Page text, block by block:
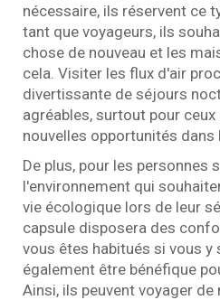
nécessaire, ils réservent ce
tant que voyageurs, ils
chose de nouveau et les
cela. Visiter les flux d'air
divertissante de séjours
agréables, surtout pour
nouvelles opportunités dans
De plus, pour les personnes
l'environnement qui
vie écologique lors de leur
capsule disposera des
vous êtes habitués si vous
également être bénéfique
Ainsi, ils peuvent voyager